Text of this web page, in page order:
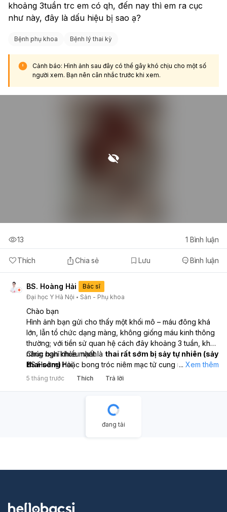
khoảng 3tuần trc em có qh, đến nay thì em ra cục
như này, đây là dấu hiệu bị sao ạ?
Bệnh phụ khoa Bệnh lý thai kỳ
Cảnh báo: Hình ảnh sau đây có thể gây khó chịu cho một số
người xem. Bạn nên cân nhắc trước khi xem.
Thích Chia sẻ Lưu Bình luận
13 1 Bình luận
BS. Hoàng Hải
Bác sĩ
Đại học Y Hà Nội
Sản - Phụ khoa
Chào bạn
Hình ảnh bạn gửi cho thấy một khối mô – máu đông khá
lớn, lẫn tổ chức dạng màng, không giống máu kinh thông
thường; với tiền sử quan hệ cách đây khoảng 3 tuần, khả
năng nghĩ nhiều nhất là thai rất sớm bị sảy tự nhiên (sảy
thai sớm)hoặc bong tróc niêm mạc tử cung nhiều tạo
khối máu đông lớn, hai tình huống này có thể nhìn tương
đã hết thai; đồng thời theo dõi tình trạng ra máu, nếu ra
nhiều (ướt ≥2 băng dày/giờ), đau bụng tăng dần, choáng,
sốt thì cần đi cấp cứu. Trường hợp hiện tại máu giảm dần,
không đau nhiều, cơ thể ổn định thì vẫn nên đi khám phụ
Chúc bạn khỏe mạnh
BS Hoàng Hải
... Xem thêm
5 tháng trước Thích Trả lời
đang tải